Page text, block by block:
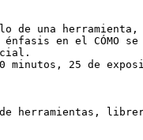
de una
énfasis en el CÓMO
minutos, 25 de
de herramientas,